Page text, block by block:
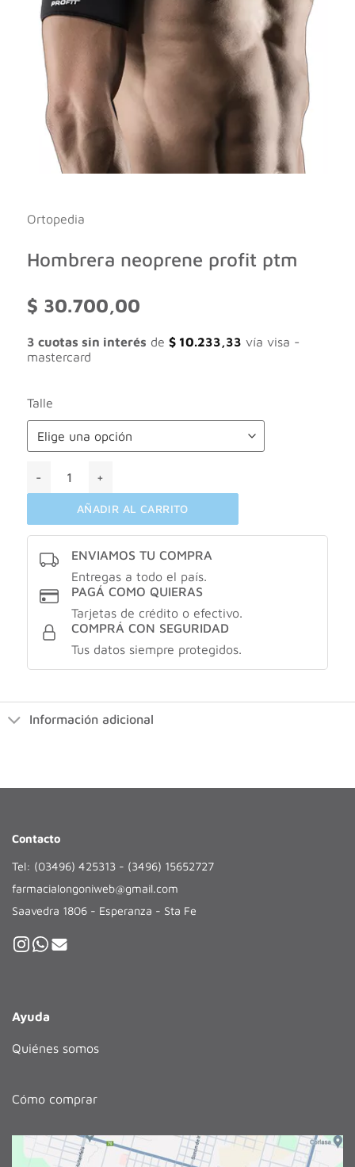
Ortopedia
Hombrera neoprene profit ptm
$ 30.700,00
3 cuotas sin interés de $10.233,33 vía visa -
mastercard
Talle
AÑADIR AL CARRITO
ENVIAMOS TU COMPRA
Entregas a todo el país.
PAGÁ COMO QUIERAS
Tarjetas de crédito o efectivo.
COMPRÁ CON SEGURIDAD
Tus datos siempre protegidos.
Información adicional
Contacto
Tel: (03496) 425313 - (3496) 15652727
farmacialongoniweb@gmail.com
Saavedra 1806 - Esperanza - Sta Fe
Ayuda
Quiénes somos
Cómo comprar